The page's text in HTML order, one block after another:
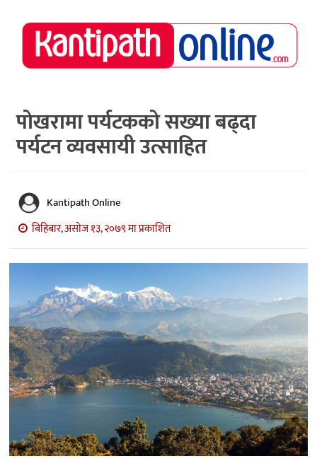
राष्ट्रिय
समाचार
नेपाल
अर्थ/
मनोरञ्जन
स्वास्थ्य
अन्तर्वार्ता/
विचार
अन्तर्राष्ट्रिय/
प्रवास
भिडियो
राशिफल
English
पोखरामा पर्यटकको सख्या बढ्दा
पर्यटन व्यवसायी उत्साहित
Kantipath Online
बिहिबार, असोज १३, २०७९ मा प्रकाशित